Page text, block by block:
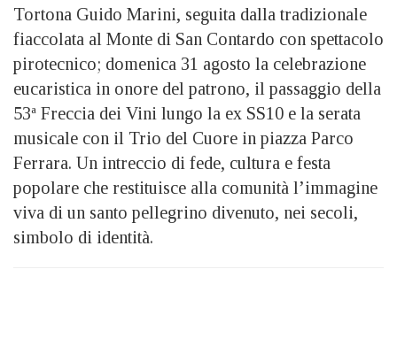
Tortona Guido Marini, seguita dalla tradizionale
fiaccolata al Monte di San Contardo con spettacolo
pirotecnico; domenica 31 agosto la celebrazione
eucaristica in onore del patrono, il passaggio della
53ª Freccia dei Vini lungo la ex SS10 e la serata
musicale con il Trio del Cuore in piazza Parco
Ferrara. Un intreccio di fede, cultura e festa
popolare che restituisce alla comunità l’immagine
viva di un santo pellegrino divenuto, nei secoli,
simbolo di identità.